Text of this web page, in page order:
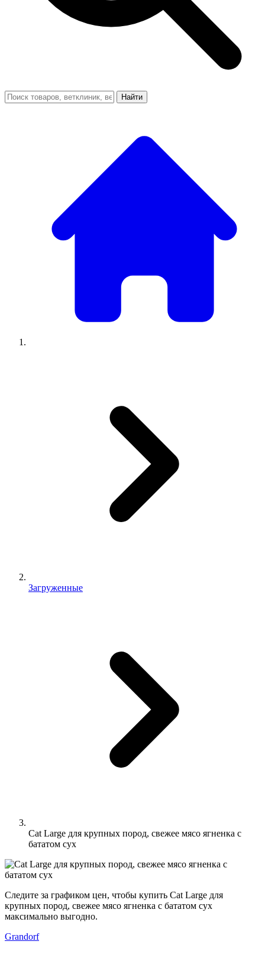
Найти
Загруженные
Cat Large для крупных пород, свежее мясо ягненка с
бататом сух
Следите за графиком цен, чтобы купить Cat Large для
крупных пород, свежее мясо ягненка с бататом сух
максимально выгодно.
Grandorf